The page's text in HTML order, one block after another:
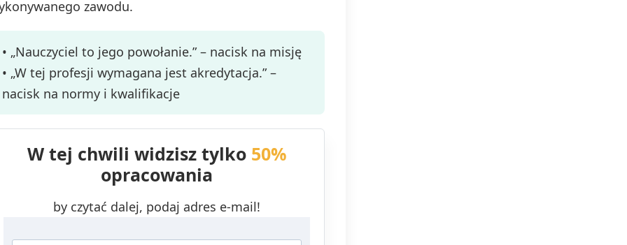
zawodu.
• „Nauczyciel to jego powołanie.” – nacisk na misję
• „W tej profesji wymagana jest akredytacja.” –
nacisk na normy i kwalifikacje
W tej chwili widzisz tylko 50%
opracowania
by czytać dalej, podaj adres e-mail!